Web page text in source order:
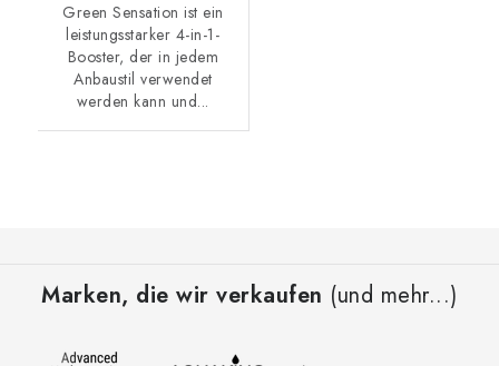
Green Sensation ist ein
leistungsstarker 4-in-1-
Booster, der in jedem
Anbaustil verwendet
werden kann und...
Marken, die wir verkaufen (und mehr...)